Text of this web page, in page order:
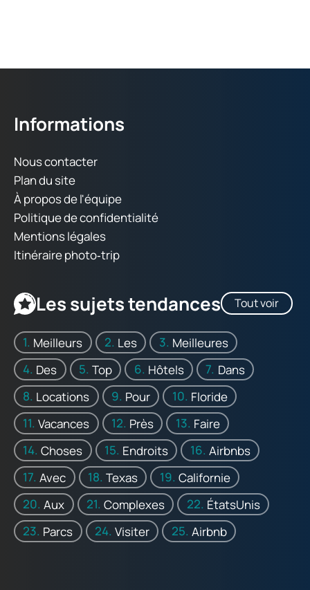
Informations
Nous contacter
Plan du site
À propos de l'équipe
Politique de confidentialité
Mentions légales
Itinéraire photo‑trip
Les sujets tendances Tout voir
Meilleurs Les
Meilleures
Des
Top Hôtels
Dans
Locations
Pour
Floride
Vacances
Près
Faire
Choses
Endroits
Airbnbs
Avec
Texas
Californie
Aux
Complexes
ÉtatsUnis
Parcs
Visiter Airbnb